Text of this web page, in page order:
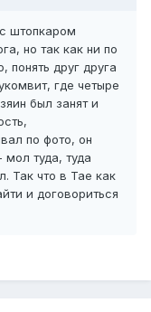
штопкаром
но так как ни по
понять друг друга
где четыре
был занят и
по фото, он
туда, туда
Так что в Тае как
и договориться